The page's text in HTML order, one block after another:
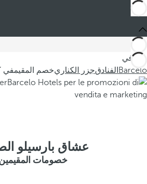
أنت في
Barceló الفنادقجزر الكناريخصم المقيمفي
عشاق بارسيلو
خصومات